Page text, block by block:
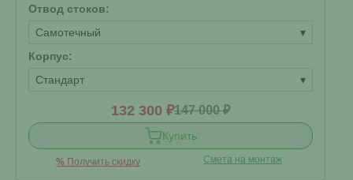
Отвод стоков:
Самотечный
▾
Корпус:
Стандарт
▾
132 300 ₽147 000 ₽
Купить
% Получить скидку Смета на монтаж